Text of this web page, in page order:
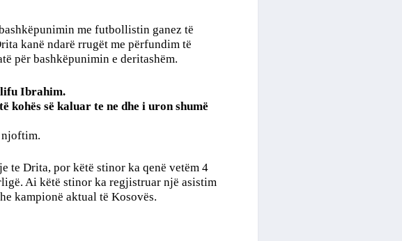
me futbollistin ganez të
kanë ndarë rrugët me përfundim të
për bashkëpunimin e deritashëm.
Ibrahim.
së kaluar te ne dhe i uron shumë
te Drita, por këtë stinor ka qenë vetëm 4
Ai këtë stinor ka regjistruar një asistim
kampionë aktual të Kosovës.